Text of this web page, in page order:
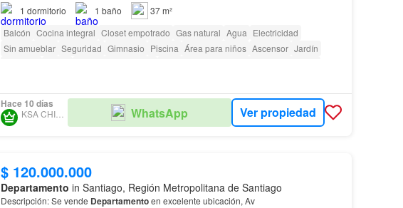
1 dormitorio 1 baño
37 m²
Balcón Cocina integral Closet empotrado Gas natural Agua Electricidad
Sin amueblar Seguridad Gimnasio Piscina Área para niños Ascensor Jardín
Hace 10 días
KSA CHILE SPA WhatsApp Ver propiedad
$ 120.000.000
Departamento in Santiago, Región Metropolitana de Santiago
Descripción: Se vende Departamentoen excelente ubicación, Av